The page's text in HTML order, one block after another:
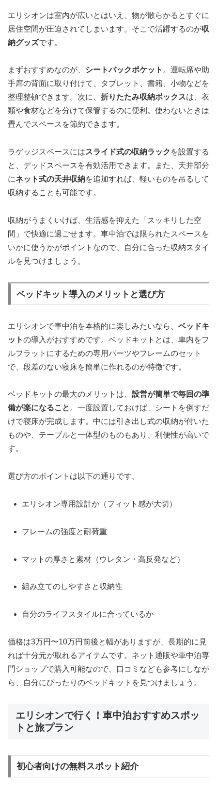
エリシオンは室内が広いとはいえ、物が散らかるとすぐに
居住空間が圧迫されてしまいます。そこで活躍するのが収
納グッズです。
まずおすすめなのが、 シートバックポケット 。運転席や助
手席の背面に取り付けて、タブレット、書籍、小物などを
整理整頓できます。次に、 折りたたみ収納ボックスは、衣
類や食材などを分けて保管するのに便利。使わないときは
畳んでスペースを節約できます。
ラゲッジスペースにはスライド式の収納ラック を設置する
と、デッドスペースを有効活用できます。また、天井部分
にネット式の天井収納を追加すれば、軽いものを吊るして
収納することも可能です。
収納がうまくいけば、生活感を抑えた「スッキリした空
間」で快適に過ごせます。車中泊では限られたスペースを
いかに使うかがポイントなので、自分に合った収納スタイ
ルを見つけましょう。
ベッドキット導入のメリットと選び方
エリシオンで車中泊を本格的に楽しみたいなら、 ベッドキ
ットの導入がおすすめです。ベッドキットとは、車内をフ
ルフラットにするための専用パーツやフレームのセット
で、段差のない寝床を簡単に作れるのが特徴です。
ベッドキットの最大のメリットは、 設営が簡単で毎回の準
備が楽になること。一度設置しておけば、シートを倒すだ
けで寝床が完成します。中には引き出し式の収納が付いた
ものや、テーブルと一体型のものもあり、利便性が高いで
す。
選び方のポイントは以下の通りです。
エリシオン専用設計か（フィット感が大切）
フレームの強度と耐荷重
マットの厚さと素材（ウレタン・高反発など）
組み立てのしやすさと収納性
自分のライフスタイルに合っているか
価格は3万円〜10万円前後と幅がありますが、長期的に見
れば十分元が取れるアイテムです。ネット通販や車中泊専
門ショップで購入可能なので、口コミなども参考にしなが
ら、自分にぴったりのベッドキットを見つけましょう。
エリシオンで行く！車中泊おすすめスポッ
トと旅プラン
初心者向けの無料スポット紹介